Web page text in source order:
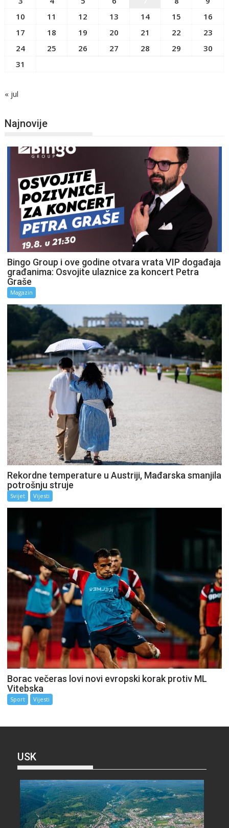
10
11 12 13 14 15
16
17
18 19 20 21 22
23
24
25 26 27 28 29
30
31
« jul
Najnovije
Bingo Group i ove godine otvara vrata VIP događaja
građanima: Osvojite ulaznice za koncert Petra
Graše
Magazin
Rekordne temperature u Austriji, Mađarska smanjila
potrošnju struje
Svijet Vijesti
Borac večeras lovi novi evropski korak protiv ML
Vitebska
Sport Vijesti
USK